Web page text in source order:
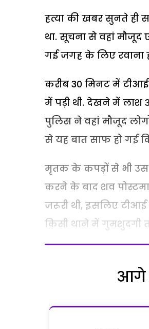
हत्या की खबर सुनते ही
था. सूचना से वहां मौजूद
गई जगह के लिए रवाना
करीब 30 मिनट में
में पड़ी थी. देखने में लाश
पुलिस ने वहां मौजूद
से यह बात साफ हो गई
मृतक के कपड़ों से भी उस
करने के बाद शव
जरूरी थी, इसलिए
किसी थाने में गुमशुदगी
आगे